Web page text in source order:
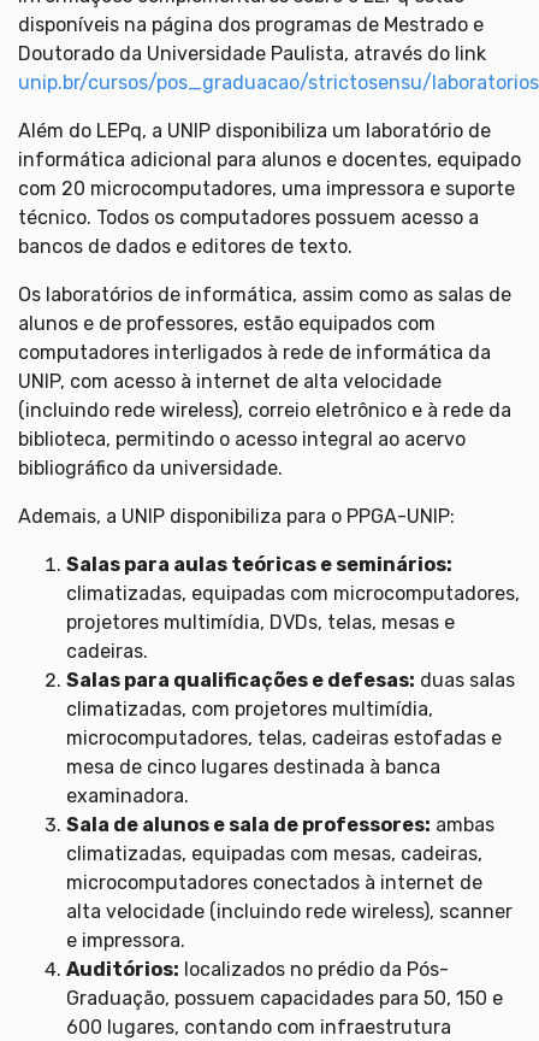
disponíveis na página dos programas de Mestrado e
Doutorado da Universidade Paulista, através do link
unip.br/cursos/pos_graduacao/strictosensu/
Além do LEPq, a UNIP disponibiliza um laboratório de
informática adicional para alunos e docentes, equipado
com 20 microcomputadores, uma impressora e suporte
técnico. Todos os computadores possuem acesso a
bancos de dados e editores de texto.
Os laboratórios de informática, assim como as salas de
alunos e de professores, estão equipados com
computadores interligados à rede de informática da
UNIP, com acesso à internet de alta velocidade
(incluindo rede wireless), correio eletrônico e à rede da
biblioteca, permitindo o acesso integral ao acervo
bibliográfico da universidade.
Ademais, a UNIP disponibiliza para o PPGA-UNIP:
Salas para aulas teóricas e seminários:
climatizadas, equipadas com microcomputadores,
projetores multimídia, DVDs, telas, mesas e
cadeiras.
Salas para qualificações e defesas: duas salas
climatizadas, com projetores multimídia,
microcomputadores, telas, cadeiras estofadas e
mesa de cinco lugares destinada à banca
examinadora.
Sala de alunos e sala de professores: ambas
climatizadas, equipadas com mesas, cadeiras,
microcomputadores conectados à internet de
alta velocidade (incluindo rede wireless), scanner
e impressora.
Auditórios: localizados no prédio da Pós-
Graduação, possuem capacidades para 50, 150 e
600 lugares, contando com infraestrutura